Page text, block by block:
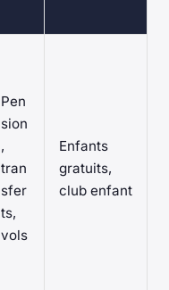
Pen
sion
,
tran
sfer
ts,
vols
Enfants
gratuits,
club enfant